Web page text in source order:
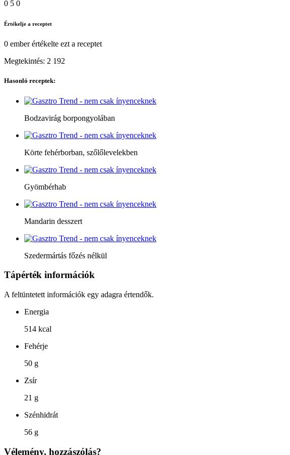
0 5 0
Értékelje a receptet
0 emberértékelte ezt a receptet
Megtekintés: 2 192
Hasonló receptek:
Bodzavirág borpongyolában
Körte fehérborban, szőlőlevelekben
Gyömbérhab
Mandarin desszert
Szedermártás főzés nélkül
Tápérték információk
A feltüntetett információk egy adagra értendők.
Energia
514 kcal
Fehérje
50 g
Zsír
21 g
Szénhidrát
56 g
Vélemény, hozzászólás?